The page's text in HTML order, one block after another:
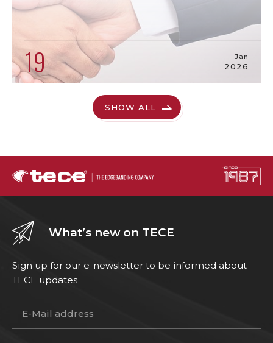
19 Jan
2026
SHOW ALL
What’s new on TECE
Sign up for our e-newsletter to be informed about
TECE updates